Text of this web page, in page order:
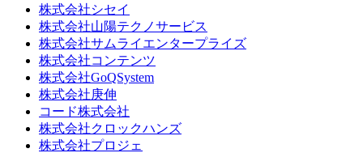
株式会社シセイ
株式会社山陽テクノサービス
株式会社サムライエンタープライズ
株式会社コンテンツ
株式会社GoQSystem
株式会社庚伸
コード株式会社
株式会社クロックハンズ
株式会社プロジェ